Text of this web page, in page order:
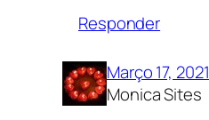
Responder
Março 17, 2021
Monica Sites